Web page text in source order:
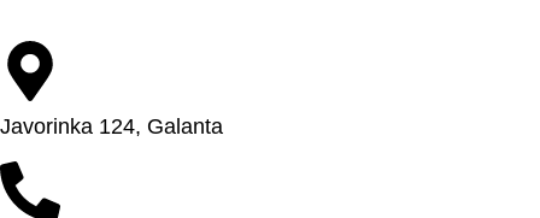
Javorinka 124, Galanta